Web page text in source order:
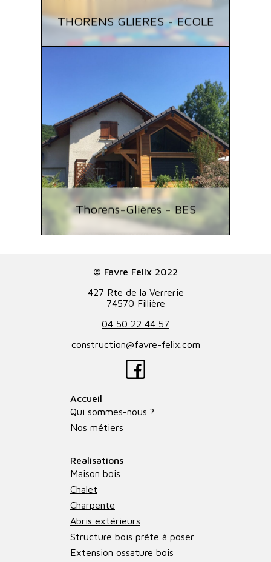
THORENS GLIERES - ECOLE
Thorens-Glières - BES
© Favre Felix 2022
427 Rte de la Verrerie
74570 Fillière
04 50 22 44 57
construction@favre-felix.com
Accueil
Qui sommes-nous ?
Nos métiers
Réalisations
Maison bois
Chalet
Charpente
Abris extérieurs
Structure bois prête à poser
Extension ossature bois